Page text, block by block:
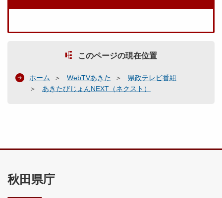
このページの現在位置
ホーム WebTVあきた
県政テレビ番組
あきたびじょんNEXT（ネクスト）
秋田県庁